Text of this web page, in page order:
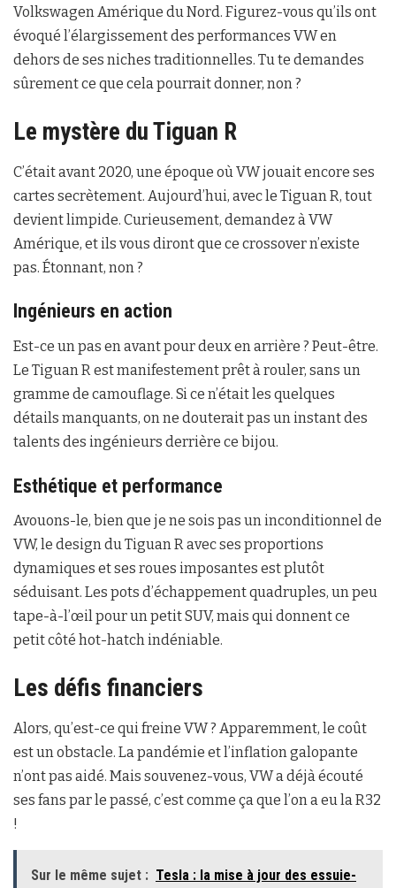
Volkswagen Amérique du Nord. Figurez-vous qu’ils ont
évoqué l’élargissement des performances VW en
dehors de ses niches traditionnelles. Tu te demandes
sûrement ce que cela pourrait donner, non ?
Le mystère du Tiguan R
C’était avant 2020, une époque où VW jouait encore ses
cartes secrètement. Aujourd’hui, avec le Tiguan R, tout
devient limpide. Curieusement, demandez à VW
Amérique, et ils vous diront que ce crossover n’existe
pas. Étonnant, non ?
Ingénieurs en action
Est-ce un pas en avant pour deux en arrière ? Peut-être.
Le Tiguan R est manifestement prêt à rouler, sans un
gramme de camouflage. Si ce n’était les quelques
détails manquants, on ne douterait pas un instant des
talents des ingénieurs derrière ce bijou.
Esthétique et performance
Avouons-le, bien que je ne sois pas un inconditionnel de
VW, le design du Tiguan R avec ses proportions
dynamiques et ses roues imposantes est plutôt
séduisant. Les pots d’échappement quadruples, un peu
tape-à-l’œil pour un petit SUV, mais qui donnent ce
petit côté hot-hatch indéniable.
Les défis financiers
Alors, qu’est-ce qui freine VW ? Apparemment, le coût
est un obstacle. La pandémie et l’inflation galopante
n’ont pas aidé. Mais souvenez-vous, VW a déjà écouté
ses fans par le passé, c’est comme ça que l’on a eu la R32
!
Sur le même sujet : Tesla : la mise à jour des essuie-